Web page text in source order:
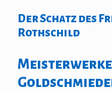
Der Schatz des
Rothschild